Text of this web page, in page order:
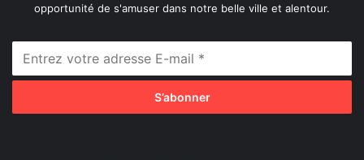
opportunité de s'amuser dans notre belle ville et alentour.